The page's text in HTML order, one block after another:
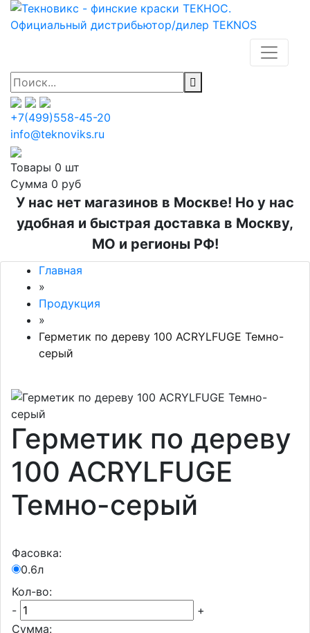
+7(499)558-45-20
info@teknoviks.ru
Товары 0 шт
Сумма 0 руб
У нас нет магазинов в Москве! Но у нас
удобная и быстрая доставка в Москву,
МО и регионы РФ!
Главная
»
Продукция
»
Герметик по дереву 100 ACRYLFUGE Темно-
серый
Герметик по дереву
100 ACRYLFUGE
Темно-серый
Фасовка:
0.6л
Кол-во:
-
+
Сумма: